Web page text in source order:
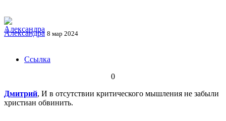
Александра 8 мар 2024
Ссылка
0
Дмитрий, И в отсутствии критического мышления не забыли
христиан обвинить.